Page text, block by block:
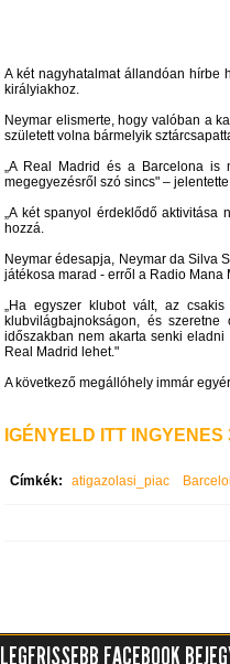
A két nagyhatalmat állandóan hírbe
királyiakhoz.
Neymar elismerte, hogy valóban a
született volna bármelyik
„A Real Madrid és a Barcelona is
megegyezésről szó sincs" –
„A két spanyol érdeklődő aktivitása
hozzá.
Neymar édesapja, Neymarda Silva
játékosa marad - erről a Radio Mana
„Ha egyszer klubot vált, az
klubvilágbajnokságon, és
időszakban nem akarta senki
Real Madrid lehet."
A következő megállóhely immár
IGÉNYELD ITT
Címkék: atigazolasi_piac
LEGFRISSEBB FACEBOOK